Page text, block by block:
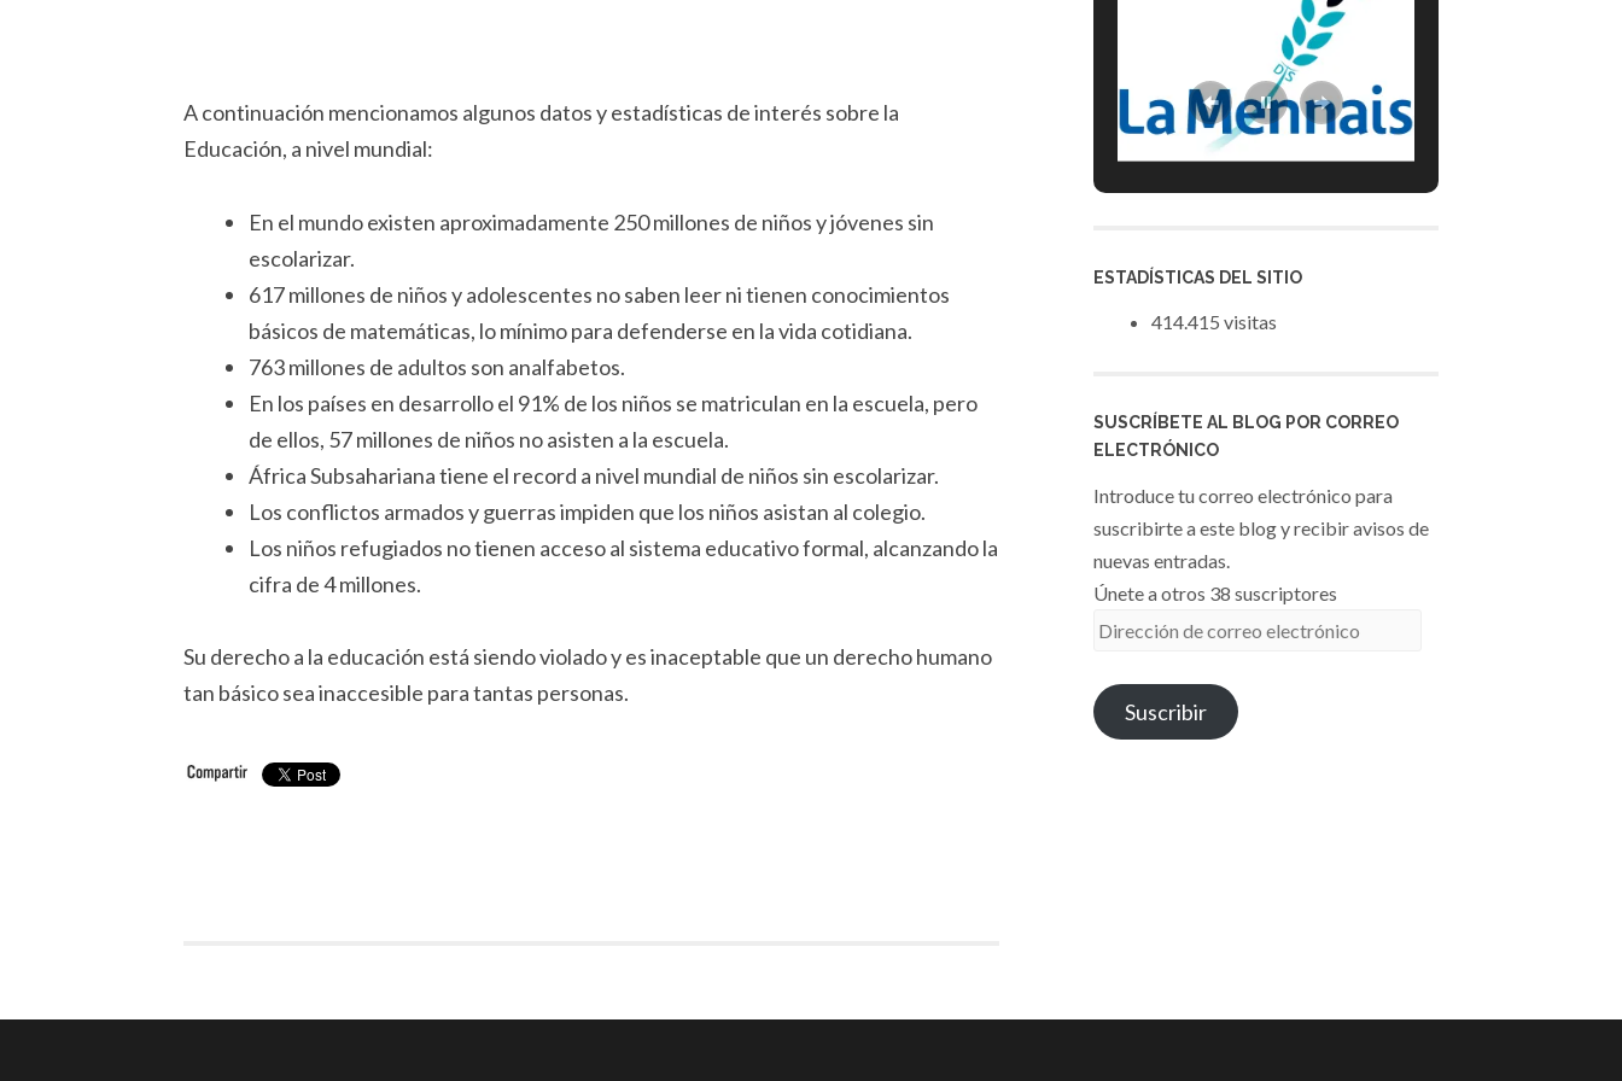
A continuación mencionamos algunos datos y estadísticas de interés sobre la
Educación, a nivel mundial:
En el mundo existen aproximadamente 250 millones de niños y jóvenes sin
escolarizar.
617 millones de niños y adolescentes no saben leer ni tienen conocimientos
básicos de matemáticas, lo mínimo para defenderse en la vida cotidiana.
763 millones de adultos son analfabetos.
En los países en desarrollo el 91% de los niños se matriculan en la escuela, pero
de ellos, 57 millones de niños no asisten a la escuela.
África Subsahariana tiene el record a nivel mundial de niños sin escolarizar.
Los conflictos armados y guerras impiden que los niños asistan al colegio.
Los niños refugiados no tienen acceso al sistema educativo formal, alcanzando la
cifra de 4 millones.
Su derecho a la educación está siendo violado y es inaceptable que un derecho humano
tan básico sea inaccesible para tantas personas.
ESTADÍSTICAS DEL SITIO
414.415 visitas
SUSCRÍBETE AL BLOG POR CORREO
ELECTRÓNICO
Introduce tu correo electrónico para
suscribirte a este blog y recibir avisos de
nuevas entradas.
Únete a otros 38 suscriptores
Dirección
correo
electrónico
Suscribir